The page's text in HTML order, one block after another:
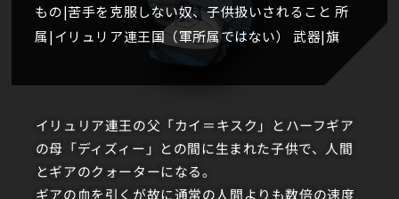
もの|苦手を克服しない奴、子供扱いされること 所
属|イリュリア連王国（軍所属ではない） 武器|旗
イリュリア連王の父「カイ＝キスク」とハーフギア
の母「ディズィー」との間に生まれた子供で、人間
とギアのクォーターになる。
ギアの血を引くが故に通常の人間よりも数倍の速度